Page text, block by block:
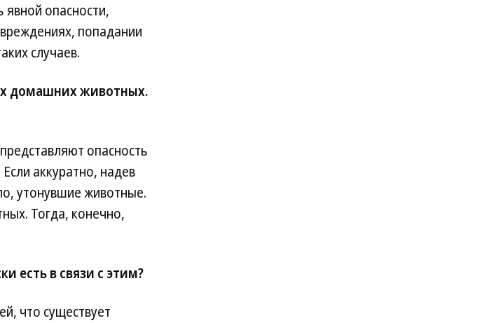
опасности,
попадании
случаев.
домашних животных.
опасность
аккуратно, надев
утонувшие животные.
Тогда, конечно,
есть в связи с этим?
что существует